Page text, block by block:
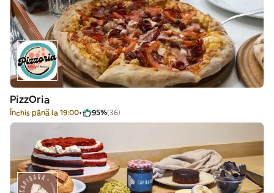
PizzOria
Închis până la 19:00 95%(36)